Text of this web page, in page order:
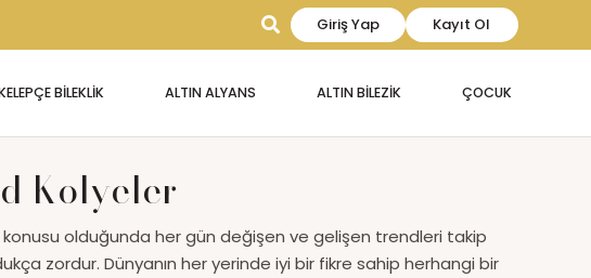
Giriş Yap Kayıt Ol
BİLEKLİK ALTIN ALYANS ALTIN BİLEZİK ÇOCUK
Kolyeler
olduğunda her gün değişen ve gelişen trendleri takip
zordur. Dünyanın her yerinde iyi bir fikre sahip herhangi bir